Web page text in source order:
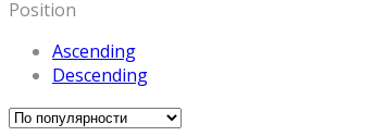
Position
Ascending
Descending